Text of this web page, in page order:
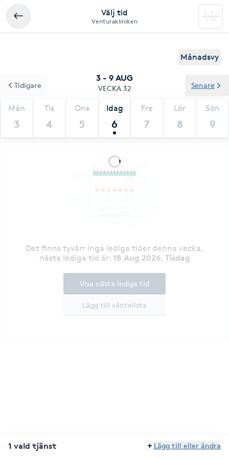
Välj tid
Venturakliniken
Månadsvy
3 - 9 AUG
VECKA 32
Mån
3
Tis
4
Ons
5
Idag
6
Fre
7
Lör
8
Sön
9
Tidigare Senare
Det finns tyvärr inga lediga tider denna vecka,
nästa lediga tid är: 18 Aug 2026, Tisdag
Lägg till väntelista
Visa nästa lediga tid
1 vald tjänst Lägg till eller ändra